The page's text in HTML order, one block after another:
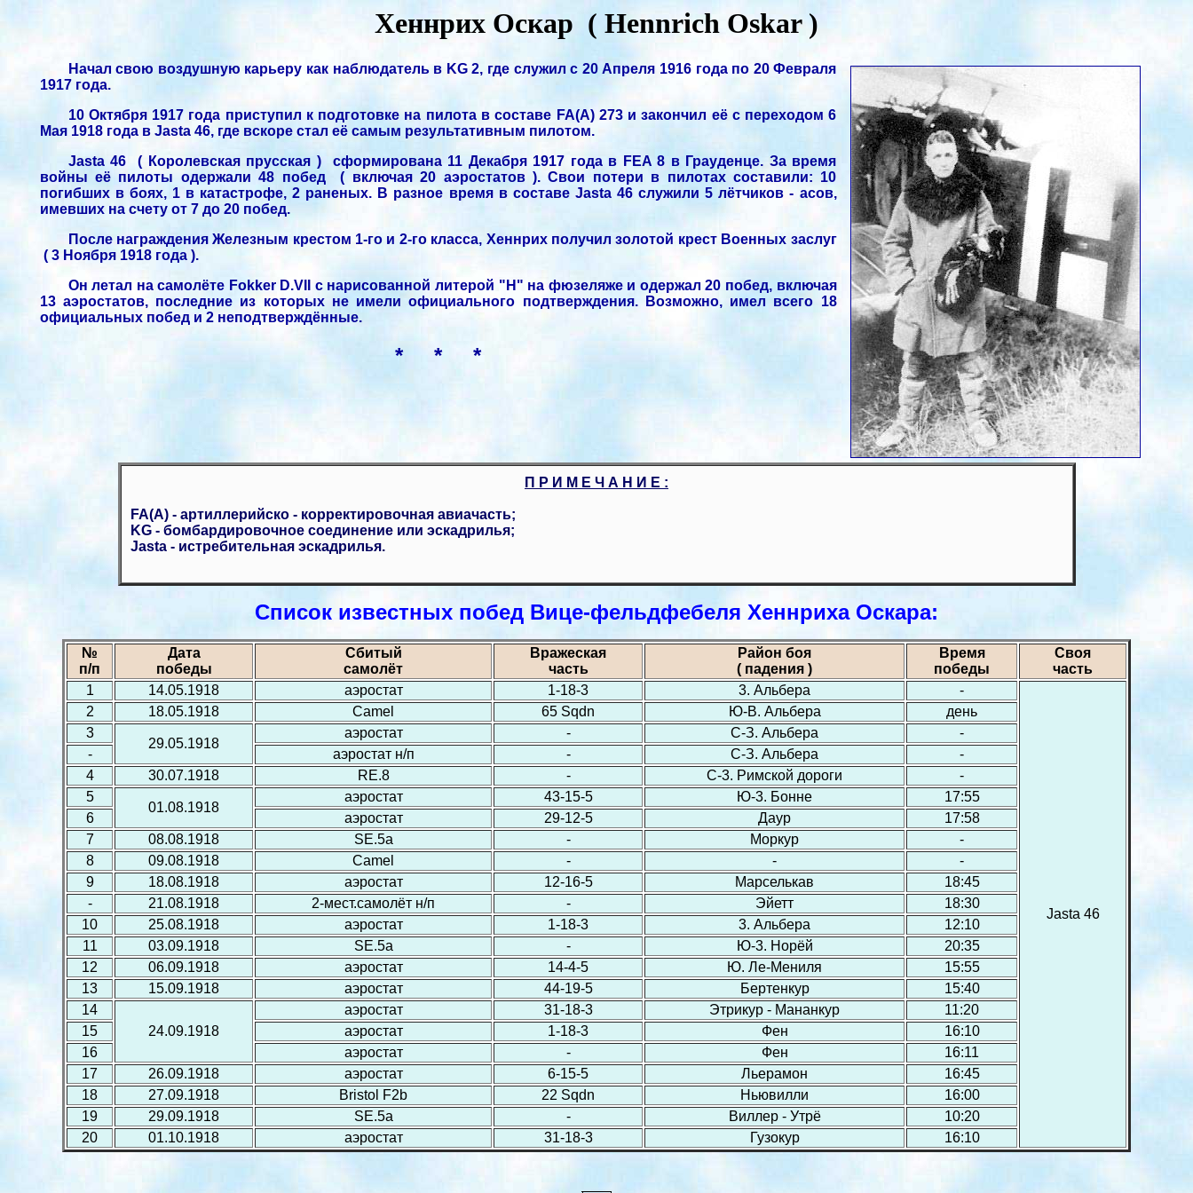
Хеннрих Оскар ( Hennrich Oskar )
Начал свою воздушную карьеру как наблюдатель в KG 2, где служил с 20 Апреля 1916 года по 20 Февраля
1917 года.
10 Октября 1917 года приступил к подготовке на пилота в составе FA(A) 273 и закончил её с переходом 6
Мая 1918 года в Jasta 46, где вскоре стал её самым результативным пилотом.
Jasta 46 ( Королевская прусская ) сформирована 11 Декабря 1917 года в FEA 8 в Грауденце. За время
войны её пилоты одержали 48 побед ( включая 20 аэростатов ). Свои потери в пилотах составили: 10
погибших в боях, 1 в катастрофе, 2 раненых. В разное время в составе Jasta 46 служили 5 лётчиков - асов,
имевших на счету от 7 до 20 побед.
После награждения Железным крестом 1-го и 2-го класса, Хеннрих получил золотой крест Военных заслуг
( 3 Ноября 1918 года ).
Он летал на самолёте Fokker D.VII с нарисованной литерой "Н" на фюзеляже и одержал 20 побед, включая
13 аэростатов, последние из которых не имели официального подтверждения. Возможно, имел всего 18
официальных побед и 2 неподтверждённые.
* * *
П Р И М Е Ч А Н И Е :
FA(A) - артиллерийско - корректировочная авиачасть;
KG - бомбардировочное соединение или эскадрилья;
Jasta - истребительная эскадрилья.
Список известных побед Вице-фельдфебеля Хеннриха Оскара:
№
п/п
Дата
победы
Сбитый
самолёт
Вражеская
часть
Район боя
( падения )
Время
победы
Своя
часть
1
14.05.1918 аэростат 1-18-3 3. Альбера -
Jasta 46
2 18.05.1918 Camel 65 Sqdn Ю-В. Альбера
день
3
29.05.1918
аэростат - С-З. Альбера
-
-
аэростат н/п - С-З. Альбера
-
4
30.07.1918 RE.8 - С-3. Римской дороги
-
5
01.08.1918
аэростат 43-15-5 Ю-3. Бонне
17:55
6
аэростат 29-12-5 Даур
17:58
7
08.08.1918 SE.5a - Моркур
-
8
09.08.1918 Camel - -
-
9
18.08.1918 аэростат 12-16-5 Марселькав
18:45
-
21.08.1918 2-мест.самолёт н/п - Эйетт
18:30
10
25.08.1918 аэростат 1-18-3 3. Альбера
12:10
11
03.09.1918 SE.5a - Ю-3. Норёй
20:35
12
06.09.1918 аэростат 14-4-5 Ю. Ле-Мениля
15:55
13
15.09.1918 аэростат 44-19-5 Бертенкур
15:40
14
24.09.1918
аэростат 31-18-3 Этрикур - Мананкур
11:20
15
аэростат 1-18-3 Фен
16:10
16
аэростат - Фен
16:11
17
26.09.1918 аэростат 6-15-5 Льерамон
16:45
18
27.09.1918 Bristol F2b 22 Sqdn Ньювилли
16:00
19
29.09.1918 SE.5a - Виллер - Утрё
10:20
20
01.10.1918 аэростат 31-18-3 Гузокур 16:10